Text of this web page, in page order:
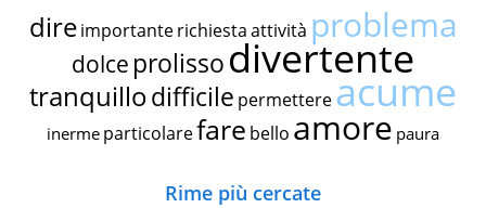
dire importante richiestaattività problema
dolce prolissodivertente
tranquillodifficile permettereacume
inerme particolarefare bello amore paura
Rime più cercate